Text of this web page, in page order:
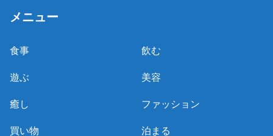
メニュー
食事 飲む
遊ぶ 美容
癒し ファッション
買い物 泊まる